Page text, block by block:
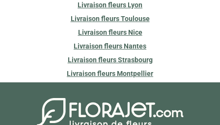
Livraison fleurs Lyon
Livraison fleurs Toulouse
Livraison fleurs Nice
Livraison fleurs Nantes
Livraison fleurs Strasbourg
Livraison fleurs Montpellier